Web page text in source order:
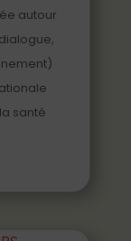
autour
santé